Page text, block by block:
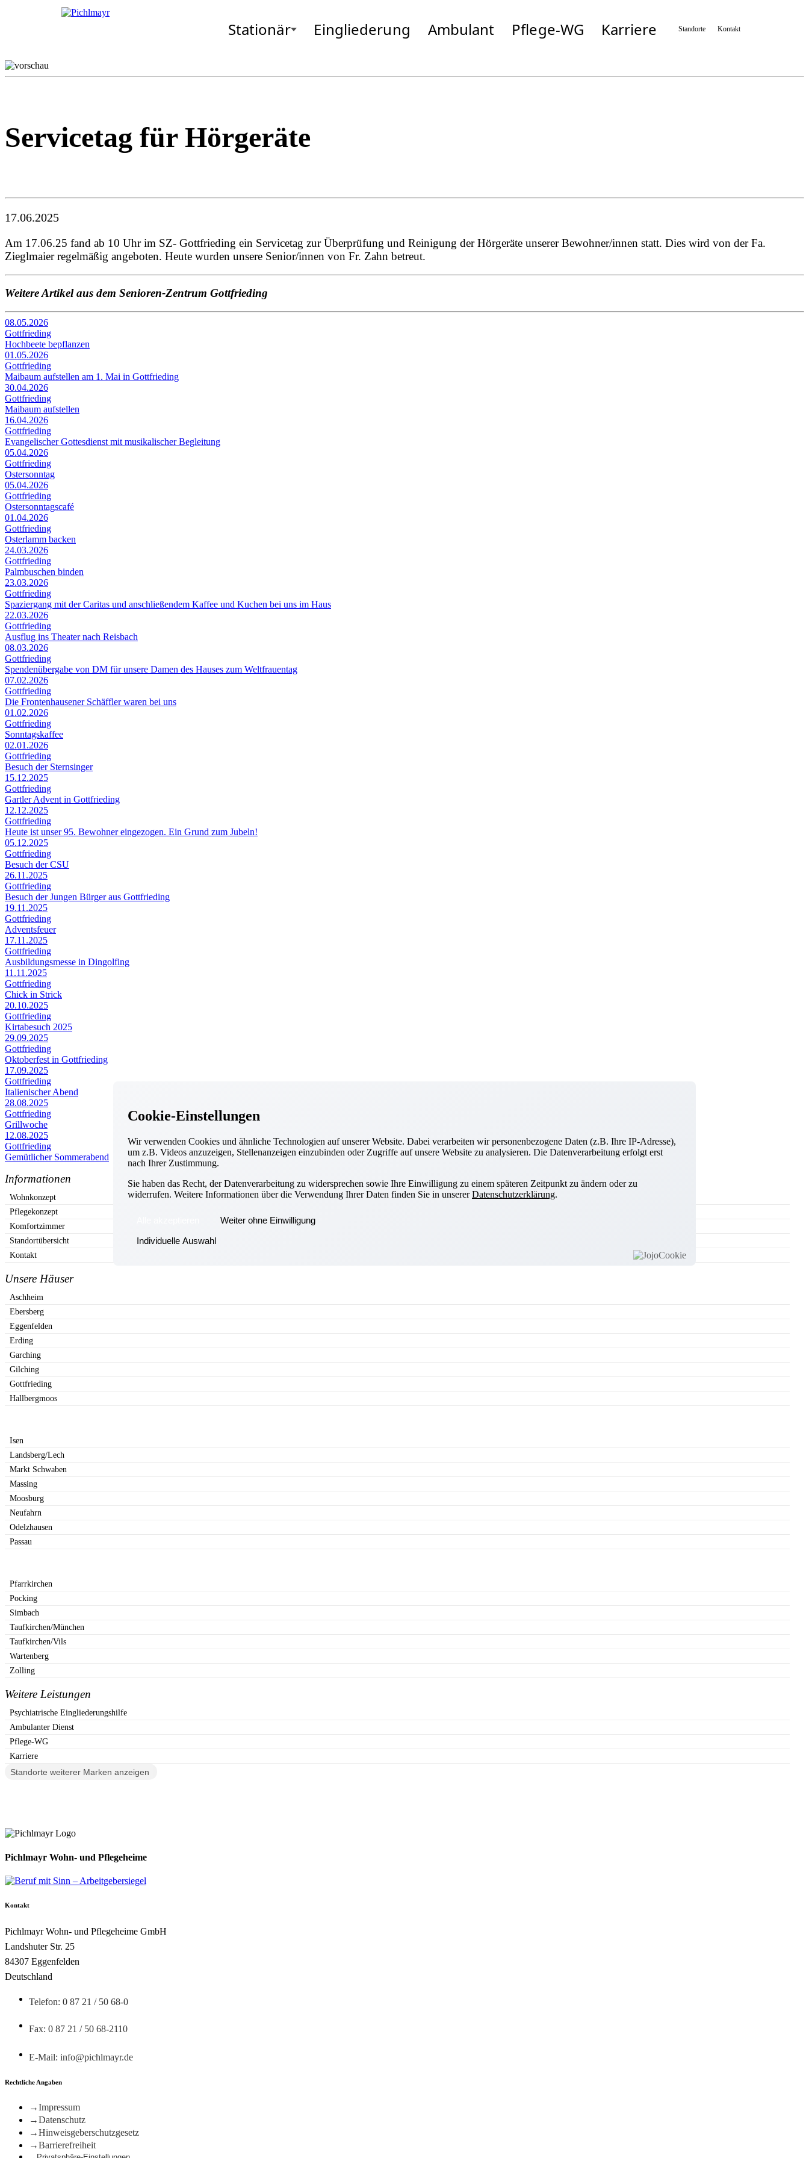
Allgemeines
Komfort-Zimmer
Gottfrieding
Stationär Eingliederung Ambulant Pflege-WG Karriere Standorte Kontakt
· Senioren-Zentrum Gottfrieding
Servicetag für Hörgeräte
17.06.2025
Am 17.06.25 fand ab 10 Uhr im SZ- Gottfrieding ein Servicetag zur Überprüfung und Reinigung der Hörgeräte unserer Bewohner/innen statt. Dies wird von der Fa.
Zieglmaier regelmäßig angeboten. Heute wurden unsere Senior/innen von Fr. Zahn betreut.
Weitere Artikel aus dem Senioren-Zentrum Gottfrieding
08.05.2026
Gottfrieding
Hochbeete bepflanzen
01.05.2026
Gottfrieding
Maibaum aufstellen am 1. Mai in Gottfrieding
30.04.2026
Gottfrieding
Maibaum aufstellen
16.04.2026
Gottfrieding
Evangelischer Gottesdienst mit musikalischer Begleitung
05.04.2026
Gottfrieding
Ostersonntag
05.04.2026
Gottfrieding
Ostersonntagscafé
01.04.2026
Gottfrieding
Osterlamm backen
24.03.2026
Gottfrieding
Palmbuschen binden
23.03.2026
Gottfrieding
Spaziergang mit der Caritas und anschließendem Kaffee und Kuchen bei uns im Haus
22.03.2026
Gottfrieding
Ausflug ins Theater nach Reisbach
08.03.2026
Gottfrieding
Spendenübergabe von DM für unsere Damen des Hauses zum Weltfrauentag
07.02.2026
Gottfrieding
Die Frontenhausener Schäffler waren bei uns
01.02.2026
Gottfrieding
Sonntagskaffee
02.01.2026
Gottfrieding
Besuch der Sternsinger
15.12.2025
Gottfrieding
Gartler Advent in Gottfrieding
12.12.2025
Gottfrieding
Heute ist unser 95. Bewohner eingezogen. Ein Grund zum Jubeln!
05.12.2025
Gottfrieding
Besuch der CSU
26.11.2025
Gottfrieding
Besuch der Jungen Bürger aus Gottfrieding
19.11.2025
Gottfrieding
Adventsfeuer
17.11.2025
Gottfrieding
Ausbildungsmesse in Dingolfing
11.11.2025
Gottfrieding
Chick in Strick
20.10.2025
Gottfrieding
Kirtabesuch 2025
29.09.2025
Gottfrieding
Oktoberfest in Gottfrieding
17.09.2025
Gottfrieding
Italienischer Abend
28.08.2025
Gottfrieding
Grillwoche
12.08.2025
Gottfrieding
Gemütlicher Sommerabend
Cookie-Einstellungen
Wir verwenden Cookies und ähnliche Technologien auf unserer Website. Dabei verarbeiten wir personenbezogene Daten (z.B. Ihre IP-Adresse),
um z.B. Videos anzuzeigen, Stellenanzeigen einzubinden oder Zugriffe auf unsere Website zu analysieren. Die Datenverarbeitung erfolgt erst
nach Ihrer Zustimmung.
Sie haben das Recht, der Datenverarbeitung zu widersprechen sowie Ihre Einwilligung zu einem späteren Zeitpunkt zu ändern oder zu
widerrufen. Weitere Informationen über die Verwendung Ihrer Daten finden Sie in unsererDatenschutzerklärung.
Weiter ohne Einwilligung
Individuelle Auswahl
Informationen
Wohnkonzept
Pflegekonzept
Komfortzimmer
Standortübersicht
Kontakt
Unsere Häuser
Aschheim
Ebersberg
Eggenfelden
Erding
Garching
Gilching
Gottfrieding
Hallbergmoos
Isen
Landsberg/Lech
Markt Schwaben
Massing
Moosburg
Neufahrn
Odelzhausen
Passau
Pfarrkirchen
Pocking
Simbach
Taufkirchen/München
Taufkirchen/Vils
Wartenberg
Zolling
Weitere Leistungen
Psychiatrische Eingliederungshilfe
Ambulanter Dienst
Pflege-WG
Karriere
Standorte weiterer Marken anzeigen
Pichlmayr Wohn- und Pflegeheime
Kontakt
Pichlmayr Wohn- und Pflegeheime GmbH
Landshuter Str. 25
84307 Eggenfelden
Deutschland
Telefon: 0 87 21 / 50 68-0
Fax: 0 87 21 / 50 68-2110
E-Mail: info@pichlmayr.de
Rechtliche Angaben
Impressum
Datenschutz
Hinweisgeberschutzgesetz
Barrierefreiheit